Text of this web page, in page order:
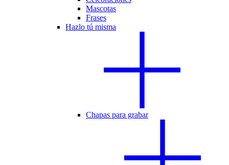
Mascotas
Frases
Hazlo tú misma
Chapas para grabar